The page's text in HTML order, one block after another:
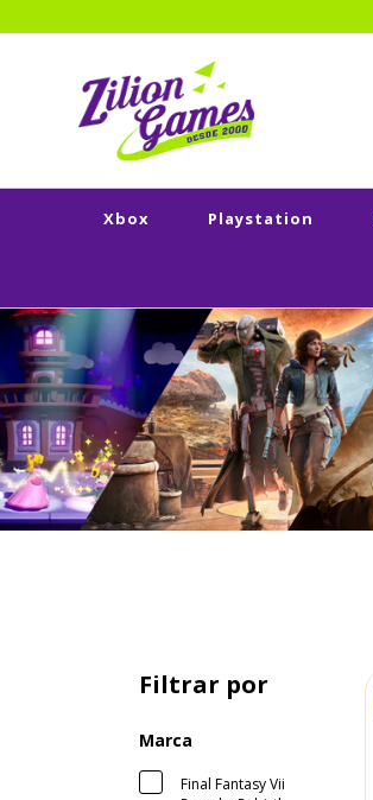
Xbox Playstation
Filtrar por
Marca
Final Fantasy Vii